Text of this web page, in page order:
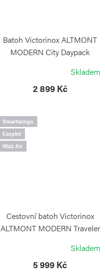
Batoh Victorinox ALTMONT
MODERN City Daypack
Skladem
2 899 Kč
Smartwings
EasyJet
Wizz Air
Cestovní batoh Victorinox
ALTMONT MODERN Traveler
Skladem
5 999 Kč